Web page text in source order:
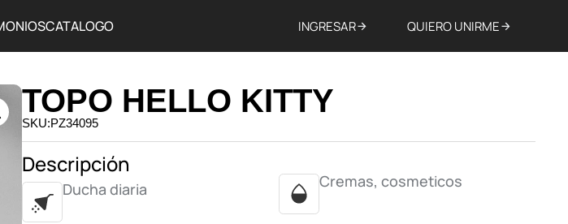
CATALOGO INGRESAR QUIERO UNIRME
TOPO HELLO KITTY
SKU:PZ34095
Descripción
Ducha diaria Cremas, cosmeticos